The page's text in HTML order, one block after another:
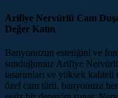
Arifiye Nervürlü Cam
Değer Katın
Banyonuzun estetiğini ve
sunduğumuz Arifiye
tasarımları ve yüksek
özel cam türü, banyonuza